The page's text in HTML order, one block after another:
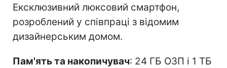
Ексклюзивний люксовий смартфон,
розроблений у співпраці з відомим
дизайнерським домом.
Пам'ять та накопичувач: 24 ГБ ОЗП і 1 ТБ